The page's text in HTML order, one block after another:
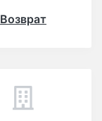
Возврат